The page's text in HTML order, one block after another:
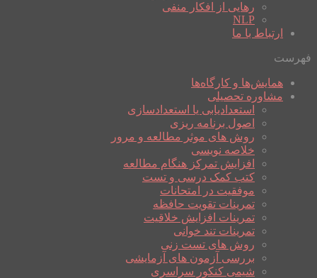
رهایی از افکار منفی
NLP
ارتباط با ما
فهرست
همایش‌ها و کارگاه‌ها
مشاوره تحصیلی
استعدادیابی یا استعدادسازی
اصول برنامه ریزی
روش های موثر مطالعه و مرور
خلاصه نویسی
افزایش تمرکز هنگام مطالعه
کتب کمک درسی و تست
موفقیت در امتحانات
تمرینات تقویت حافظه
تمرینات افزایش خلاقیت
تمرینات تند خوانی
روش های تست زنی
بررسی آزمون های آزمایشی
شیمی کنکور سراسری